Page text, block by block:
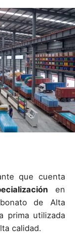
que cuenta
en
de Alta
prima utilizada
calidad.